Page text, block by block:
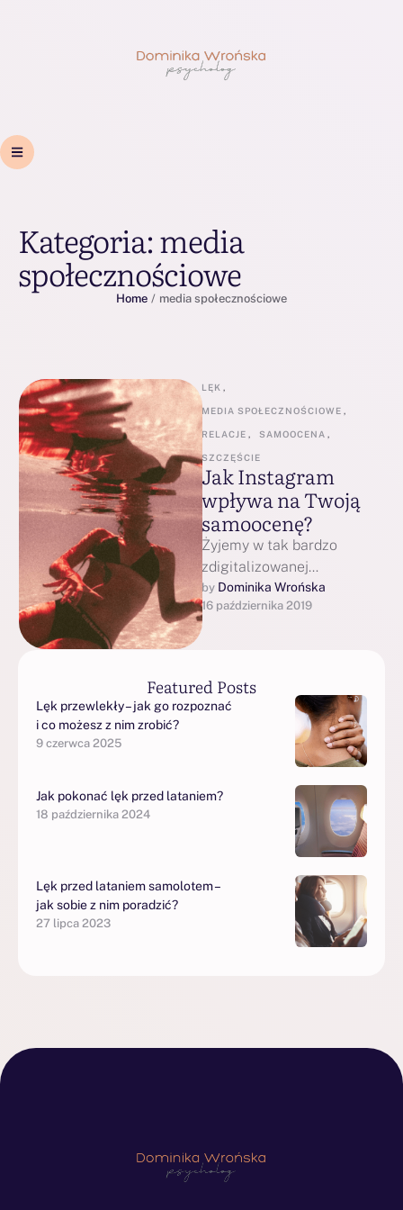
Kategoria:media
społecznościowe
Home / media społecznościowe
LĘK ,
MEDIA SPOŁECZNOŚCIOWE ,
RELACJE , SAMOOCENA ,
SZCZĘŚCIE
Jak Instagram
wpływa na Twoją
samoocenę?
Żyjemy w tak bardzo
zdigitalizowanej
rzeczywistości, że social
media stanowią bardzo
istotną część naszego
by Dominika Wrońska
16 października 2019
Featured Posts
Lęk przewlekły – jak go rozpoznać
i co możesz z nim zrobić?
9 czerwca 2025
Jak pokonać lęk przed lataniem?
18 października 2024
Lęk przed lataniem samolotem –
jak sobie z nim poradzić?
27 lipca 2023